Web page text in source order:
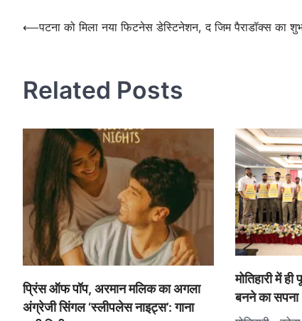
Post
⟵पटना को मिला नया फिटनेस डेस्टिनेशन, द जिम पैराडॉक्स का
Related Posts
प्रिंस ऑफ पॉप, अरमान मलिक का अगला
अंग्रेजी सिंगल ‘स्लीपलेस नाइट्स’: गाना
मोतिहारी में
बनने का सपना :